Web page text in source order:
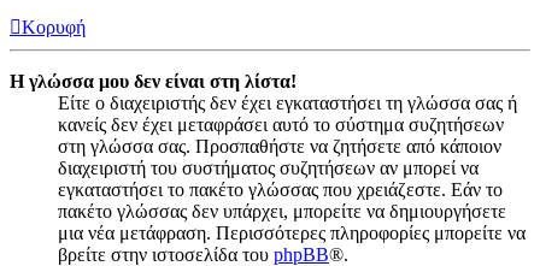
Κορυφή
Η γλώσσα μου δεν είναι στη λίστα!
Είτε ο διαχειριστής δεν έχει εγκαταστήσει τη γλώσσα σας ή
κανείς δεν έχει μεταφράσει αυτό το σύστημα συζητήσεων
στη γλώσσα σας. Προσπαθήστε να ζητήσετε από κάποιον
διαχειριστή του συστήματος συζητήσεων αν μπορεί να
εγκαταστήσει το πακέτο γλώσσας που χρειάζεστε. Εάν το
πακέτο γλώσσας δεν υπάρχει, μπορείτε να δημιουργήσετε
μια νέα μετάφραση. Περισσότερες πληροφορίες μπορείτε να
βρείτε στην ιστοσελίδα του phpBB®.